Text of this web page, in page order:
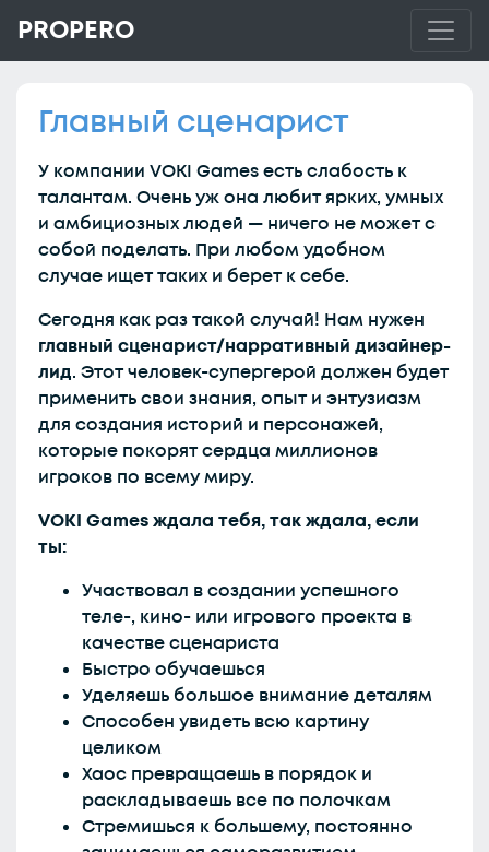
PROPERO
Главный сценарист
У компании VOKI Games есть слабость к
талантам. Очень уж она любит ярких, умных
и амбициозных людей — ничего не может с
собой поделать. При любом удобном
случае ищет таких и берет к себе.
Сегодня как раз такой случай! Нам нужен
главный сценарист/нарративный дизайнер-
лид. Этот человек-супергерой должен будет
применить свои знания, опыт и энтузиазм
для создания историй и персонажей,
которые покорят сердца миллионов
игроков по всему миру.
VOKI Games ждала тебя, так ждала, если
ты:
Участвовал в создании успешного
теле-, кино- или игрового проекта в
качестве сценариста
Быстро обучаешься
Уделяешь большое внимание деталям
Способен увидеть всю картину
целиком
Хаос превращаешь в порядок и
раскладываешь все по полочкам
Стремишься к большему, постоянно